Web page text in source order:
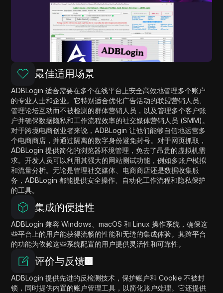
最佳适用场景
ADBLogin 适合需要在多个在线平台上安全高效地管理多个账户
的专业人士和企业。它特别适合优化广告活动的联盟营销人员、
管理论坛互动而不被检测的群体营销人员，以及管理多个客户账
户并确保数据隐私和工作流程效率的社交媒体营销人员 (SMM)。
对于跨境电商创业者来说，ADBLogin 让他们能够自信地运营多
个电商商店，并通过隔离的数字身份避免封号。对于网页抓取，
ADBLogin 提供简化的浏览器环境管理，免去了昂贵的虚拟机需
求。开发人员可以利用其强大的网站测试功能，例如多账户模拟
和流量分析。无论是管理社交媒体、电商商店还是数据收集服
务，ADBLogin 都能提供安全操作、自动化工作流程和隐私保护
的工具。
集成的便捷性
ADBLogin 兼容 Windows、macOS 和 Linux 操作系统，确保这
些平台上的用户能获得流畅的性能和无缝的集成体验。其跨平台
的功能为依赖这些系统配置的用户提供灵活性和可靠性。
评价与反馈
ADBLogin 提供先进的反检测技术，保护账户和 Cookie 不被封
锁，同时提供内置的账户管理工具，以简化账户处理。它还提供